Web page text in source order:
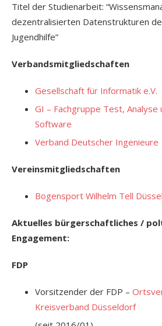
Titel der Studienarbeit:
dezentralisierten Datenstrukturen
Jugendhilfe”
Verbandsmitgliedschaften
Gesellschaft für Informatik e.V.
GI – Fachgruppe Test, Analyse
Software
Verband Deutscher Ingenieure
Vereinsmitgliedschaften
Bogensport Wilhelm Tell
Aktuelles bürgerschaftliches /
Engagement:
FDP
Vorsitzender der FDP –
Kreisverband Düsseldorf